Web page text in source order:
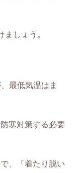
しょう。
最低気温はま
寒対策する必要
、「着たり脱い